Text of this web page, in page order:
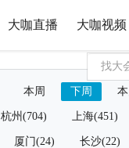
大咖直播 大咖视频
本周 下周
杭州(704) 上海(451)
厦门(24) 长沙(22)